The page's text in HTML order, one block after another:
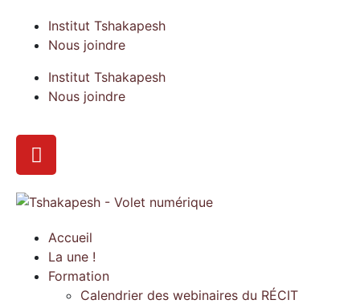
Institut Tshakapesh
Nous joindre
Institut Tshakapesh
Nous joindre
Accueil
La une !
Formation
Calendrier des webinaires du RÉCIT